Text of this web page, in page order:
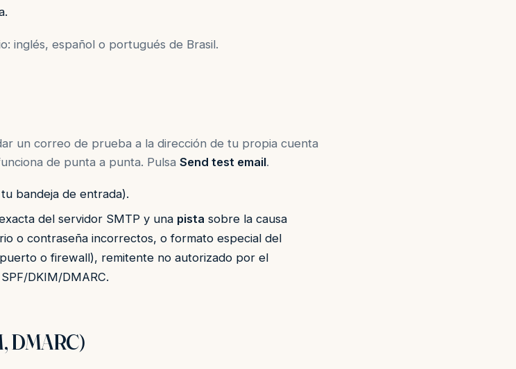
inglés, español o portugués de Brasil.
un correo de prueba a la dirección de tu propia cuenta
de punta a punta. Pulsa Send test email.
bandeja de entrada).
del servidor SMTP y una pista sobre la causa
o contraseña incorrectos, o formato especial del
o firewall), remitente no autorizado por el
DKIM/DMARC.
DMARC)